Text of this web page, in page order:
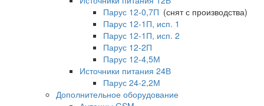
Парус 12-0,7П (снят с производства)
Парус 12-1П, исп. 1
Парус 12-1П, исп. 2
Парус 12-2П
Парус 12-4,5М
Источники питания 24В
Парус 24-2,2М
Дополнительное оборудование